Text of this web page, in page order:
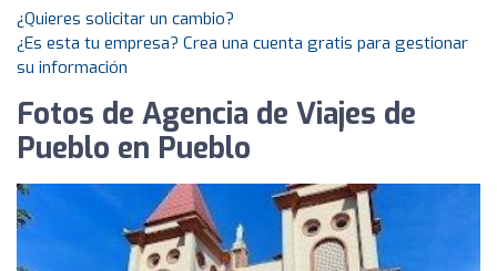
¿Quieres solicitar un cambio?
¿Es esta tu empresa? Crea una cuenta gratis para gestionar
su información
Fotos de Agencia de Viajes de
Pueblo en Pueblo